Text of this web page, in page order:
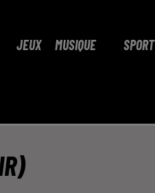
JEUX MUSIQUE SPORT